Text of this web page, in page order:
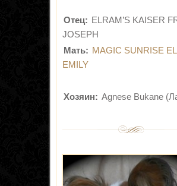
Отец: ELRAM’S KAISER
JOSEPH
Мать: MAGIC SUNRISE
EMILY
Хозяин: Agnese Bukane